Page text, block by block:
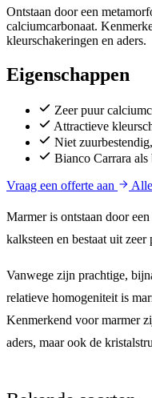
Ontstaan door een
calciumcarbonaat.
kleurschakeringen en aders.
Eigenschappen
Zeer puur
Attractieve
Niet
Bianco Carrara als
Vraag een offerte aan
Marmeris ontstaan door
kalksteen en bestaat uit
Vanwege zijn prachtige,
relatieve homogeniteit is
Kenmerkend voor marmer
aders, maar ook de